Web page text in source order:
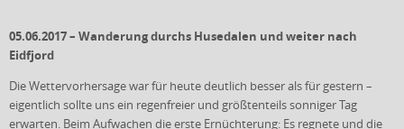
05.06.2017 – Wanderung durchs Husedalen und weiter nach
Eidfjord
Die Wettervorhersage war für heute deutlich besser als für gestern –
eigentlich sollte uns ein regenfreier und größtenteils sonniger Tag
erwarten. Beim Aufwachen die erste Ernüchterung: Es regnete und die